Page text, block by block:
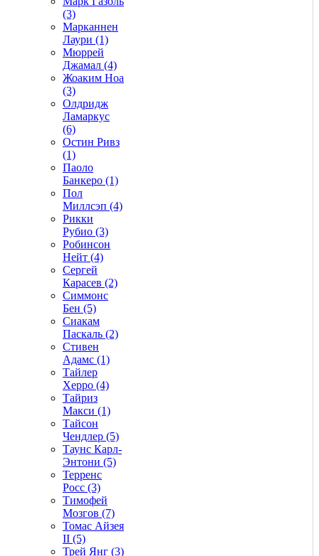
(3)
Марканнен
Лаури (1)
Мюррей
Джамал (4)
Жоаким Ноа
(3)
Олдридж
Ламаркус
(6)
Остин Ривз
(1)
Паоло
Банкеро (1)
Пол
Миллсэп (4)
Рикки
Рубио (3)
Робинсон
Нейт (4)
Сергей
Карасев (2)
Симмонс
Бен (5)
Сиакам
Паскаль (2)
Стивен
Адамс (1)
Тайлер
Херро (4)
Тайриз
Макси (1)
Тайсон
Чендлер (5)
Таунс Карл-
Энтони (5)
Терренс
Росс (3)
Тимофей
Мозгов (7)
Томас Айзея
II (5)
Трей Янг (3)